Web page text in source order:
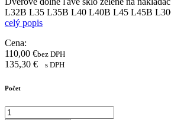
L32B L35 L35B L40 L40B L45 L45B
celý popis
Cena:
110,00 €bez DPH
135,30 € s DPH
Počet